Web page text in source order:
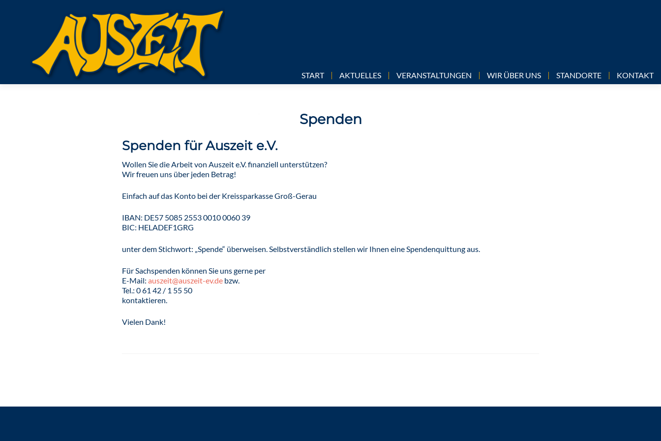
START AKTUELLES VERANSTALTUNGEN WIR ÜBER UNS STANDORTE KONTAKT
Spenden
Spenden für Auszeit e.V.
Wollen Sie die Arbeit von Auszeit e.V. finanziell unterstützen?
Wir freuen uns über jeden Betrag!
Einfach auf das Konto bei der Kreissparkasse Groß-Gerau
IBAN: DE57 5085 2553 0010 0060 39
BIC: HELADEF1GRG
unter dem Stichwort: „Spende“ überweisen. Selbstverständlich stellen wir Ihnen eine Spendenquittung aus.
Für Sachspenden können Sie uns gerne per
E-Mail: auszeit@auszeit-ev.de bzw.
Tel.: 0 61 42 / 1 55 50
kontaktieren.
Vielen Dank!